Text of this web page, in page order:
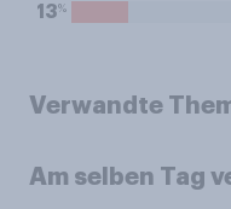
13%
Verwandte
Am selben Tag